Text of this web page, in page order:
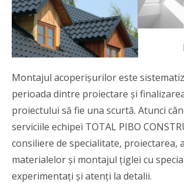
Montajul acoperișurilor este
perioada dintre proiectare și
proiectului să fie una scurtă. Atunci
serviciile echipei TOTAL PIBO
consiliere de specialitate, proiectarea,
materialelor și montajul țiglei cu
experimentați și atenți la detalii.